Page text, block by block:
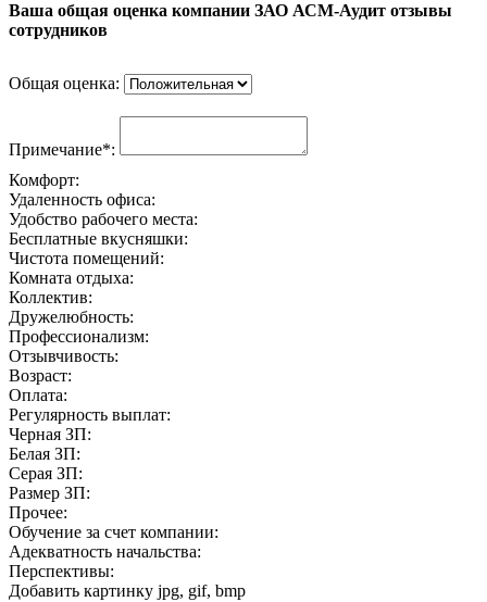
Ваша общая оценка компании ЗАО АСМ-Аудит отзывы
сотрудников
Общая оценка:
Примечание*:
Комфорт:
Удаленность офиса:
Удобство рабочего места:
Бесплатные вкусняшки:
Чистота помещений:
Комната отдыха:
Коллектив:
Дружелюбность:
Профессионализм:
Отзывчивость:
Возраст:
Оплата:
Регулярность выплат:
Черная ЗП:
Белая ЗП:
Серая ЗП:
Размер ЗП:
Прочее:
Обучение за счет компании:
Адекватность начальства:
Перспективы:
Добавить картинку jpg, gif, bmp